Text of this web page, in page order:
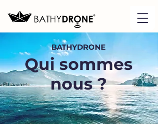
BATHYDRONE
Qui sommes
nous ?